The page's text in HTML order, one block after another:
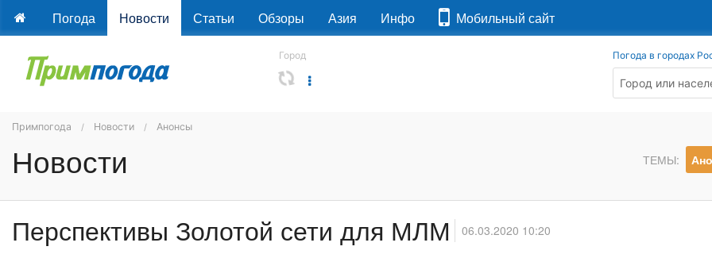
Погода Новости Статьи Обзоры Азия Инфо Мобильный сайт
Город Погода в городах
Примпогода Новости Анонсы
Новости ТЕМЫ:
Перспективы Золотой сети для МЛМ 06.03.2020 10:20